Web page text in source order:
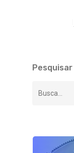
Pesquisar